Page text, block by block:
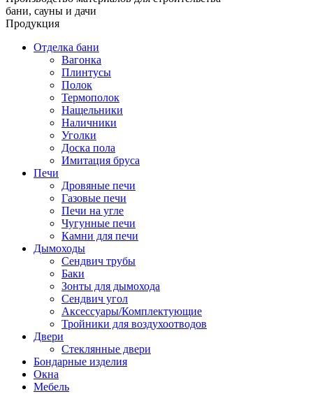
бани, сауны и дачи
Продукция
Отделка бани
Вагонка
Плинтусы
Полок
Термополок
Нащельники
Наличники
Уголки
Доска пола
Имитация бруса
Печи
Дровяные печи
Газовые печи
Печи на угле
Чугунные печи
Камни для печи
Дымоходы
Сендвич трубы
Баки
Зонты для дымохода
Сендвич угол
Аксессуары/Комплектующие
Тройники для воздухоотводов
Двери
Стеклянные двери
Бондарные изделия
Окна
Мебель